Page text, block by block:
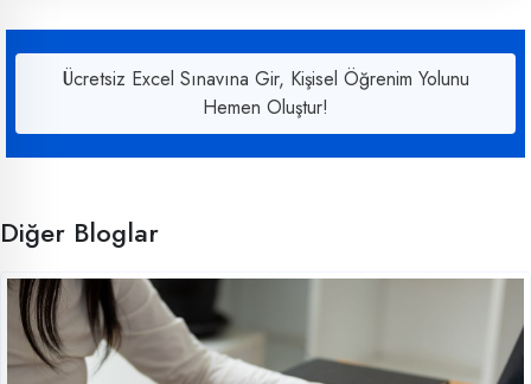
Ücretsiz Excel Sınavına Gir, Kişisel Öğrenim Yolunu
Hemen Oluştur!
Diğer Bloglar